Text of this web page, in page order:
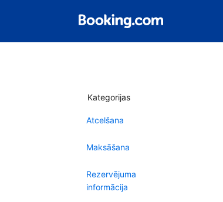
Kategorijas
Atcelšana
Maksāšana
Rezervējuma
informācija